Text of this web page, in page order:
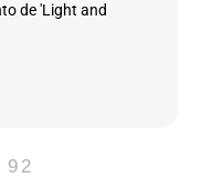
de 'Light and
92